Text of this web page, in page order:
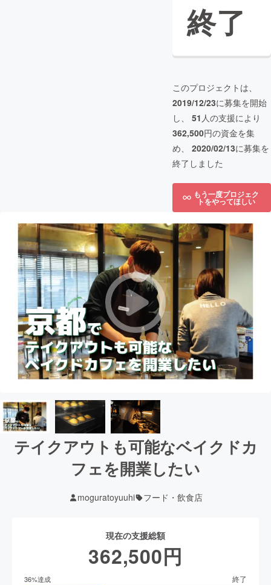
終了
このプロジェクトは、
2019/12/23に募集を開始
し、 51 人の支援により
362,500円の資金を集
め、 2020/02/13に募集を
終了しました
もう一度プロジェク
トをやってほしい
テイクアウトも可能なベイクドカ
フェを開業したい
moguratoyuuhi フード・飲食店
現在の支援総額
362,500円
36%達成 終了